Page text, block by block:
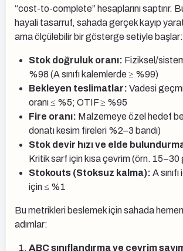
“cost-to-complete” hesaplarını saptırır.
hayali tasarruf, sahada gerçek kayıp
ama ölçülebilir bir gösterge setiyle başlar:
Stok doğruluk oranı: Fiziksel/
%98 (A sınıfı kalemlerde ≥ %99)
Bekleyen teslimatlar: Vadesi
oranı ≤ %5; OTIF ≥ %95
Fire oranı: Malzemeye özel hedef
donatı kesim fireleri %2–3 bandı)
Stok devir hızı ve elde
Kritik sarf için kısa çevrim (örn. 15–30
Stokouts (Stoksuz kalma): A
için ≤ %1
Bu metrikleri beslemek için sahada
adımlar:
ABC sınıflandırma ve çevrim